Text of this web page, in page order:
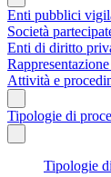
Enti pubblici
Società
Enti di diritto
Attività e
Tipologie di
Tipologie